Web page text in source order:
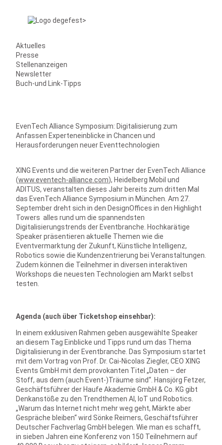
Aktuelles
Presse
Stellenanzeigen
Newsletter
Buch-und Link-Tipps
EvenTech Alliance Symposium: Digitalisierung zum
Anfassen Experteneinblicke in Chancen und
Herausforderungen neuer Eventtechnologien
XING Events und die weiteren Partner der EvenTech Alliance
(www.eventech-alliance.com), Heidelberg Mobil und
ADITUS, veranstalten dieses Jahr bereits zum dritten Mal
das EvenTech Alliance Symposium in München. Am 27.
September dreht sich in den DesignOffices in den Highlight
Towers alles rund um die spannendsten
Digitalisierungstrends der Eventbranche. Hochkarätige
Speaker präsentieren aktuelle Themen wie die
Eventvermarktung der Zukunft, Künstliche Intelligenz,
Robotics sowie die Kundenzentrierung bei Veranstaltungen.
Zudem können die Teilnehmer in diversen interaktiven
Workshops die neuesten Technologien am Markt selbst
testen.
Agenda (auch über Ticketshop einsehbar):
In einem exklusiven Rahmen geben ausgewählte Speaker
an diesem Tag Einblicke und Tipps rund um das Thema
Digitalisierung in der Eventbranche. Das Symposium startet
mit dem Vortrag von Prof. Dr. Cai-Nicolas Ziegler, CEO XING
Events GmbH mit dem provokanten Titel „Daten – der
Stoff, aus dem (auch Event-)Träume sind“. Hansjörg Fetzer,
Geschäftsführer der Haufe Akademie GmbH & Co. KG gibt
Denkanstöße zu den Trendthemen AI, IoT und Robotics.
„Warum das Internet nicht mehr weg geht, Märkte aber
Gespräche bleiben“ wird Sönke Reimers, Geschäftsführer
Deutscher Fachverlag GmbH belegen. Wie man es schafft,
in sieben Jahren eine Konferenz von 150 Teilnehmern auf